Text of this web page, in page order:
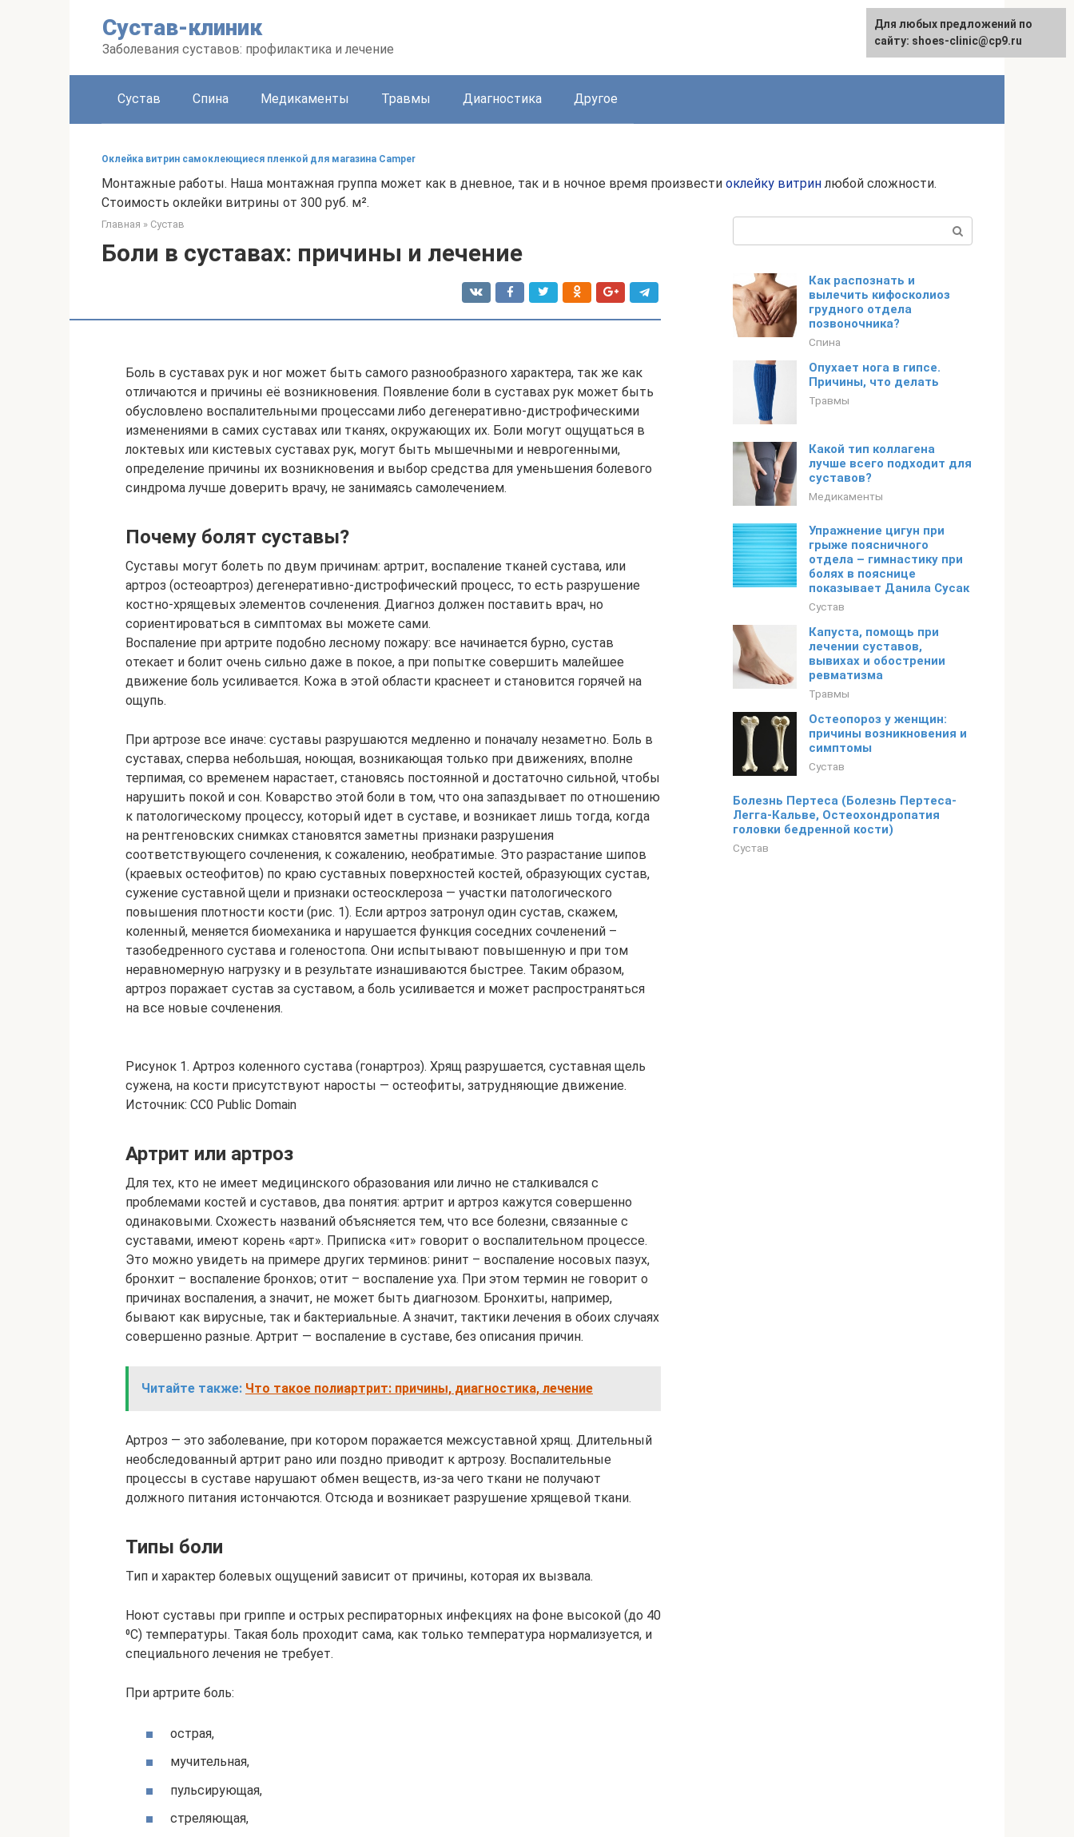
Сустав-клиник
Заболевания суставов: профилактика и лечение
Сустав Спина Медикаменты Травмы Диагностика Другое
Оклейка витрин самоклеющиеся пленкой для магазина Camper
Монтажные работы. Наша монтажная группа может как в дневное, так и в ночное время произвести оклейку витринлюбой сложности.
Стоимость оклейки витрины от 300 руб. м².
Главная » Сустав
Боли в суставах: причины и лечение
Боль в суставах рук и ног может быть самого разнообразного характера, так же как
отличаются и причины её возникновения. Появление боли в суставах рук может быть
обусловлено воспалительными процессами либо дегенеративно-дистрофическими
изменениями в самих суставах или тканях, окружающих их. Боли могут ощущаться в
локтевых или кистевых суставах рук, могут быть мышечными и неврогенными,
определение причины их возникновения и выбор средства для уменьшения болевого
синдрома лучше доверить врачу, не занимаясь самолечением.
Почему болят суставы?
Суставы могут болеть по двум причинам: артрит, воспаление тканей сустава, или
артроз (остеоартроз) дегенеративно-дистрофический процесс, то есть разрушение
костно-хрящевых элементов сочленения. Диагноз должен поставить врач, но
сориентироваться в симптомах вы можете сами.
Воспаление при артрите подобно лесному пожару: все начинается бурно, сустав
отекает и болит очень сильно даже в покое, а при попытке совершить малейшее
движение боль усиливается. Кожа в этой области краснеет и становится горячей на
ощупь.
При артрозе все иначе: суставы разрушаются медленно и поначалу незаметно. Боль в
суставах, сперва небольшая, ноющая, возникающая только при движениях, вполне
терпимая, со временем нарастает, становясь постоянной и достаточно сильной, чтобы
нарушить покой и сон. Коварство этой боли в том, что она запаздывает по отношению
к патологическому процессу, который идет в суставе, и возникает лишь тогда, когда
на рентгеновских снимках становятся заметны признаки разрушения
соответствующего сочленения, к сожалению, необратимые. Это разрастание шипов
(краевых остеофитов) по краю суставных поверхностей костей, образующих сустав,
сужение суставной щели и признаки остеосклероза — участки патологического
повышения плотности кости (рис. 1). Если артроз затронул один сустав, скажем,
коленный, меняется биомеханика и нарушается функция соседних сочленений –
тазобедренного сустава и голеностопа. Они испытывают повышенную и при том
неравномерную нагрузку и в результате изнашиваются быстрее. Таким образом,
артроз поражает сустав за суставом, а боль усиливается и может распространяться
на все новые сочленения.
Рисунок 1. Артроз коленного сустава (гонартроз). Хрящ разрушается, суставная щель
сужена, на кости присутствуют наросты — остеофиты, затрудняющие движение.
Источник: CC0 Public Domain
Артрит или артроз
Для тех, кто не имеет медицинского образования или лично не сталкивался с
проблемами костей и суставов, два понятия: артрит и артроз кажутся совершенно
одинаковыми. Схожесть названий объясняется тем, что все болезни, связанные с
суставами, имеют корень «арт». Приписка «ит» говорит о воспалительном процессе.
Это можно увидеть на примере других терминов: ринит – воспаление носовых пазух,
бронхит – воспаление бронхов; отит – воспаление уха. При этом термин не говорит о
причинах воспаления, а значит, не может быть диагнозом. Бронхиты, например,
бывают как вирусные, так и бактериальные. А значит, тактики лечения в обоих случаях
совершенно разные. Артрит — воспаление в суставе, без описания причин.
Читайте также: Что такое полиартрит: причины, диагностика, лечение
Артроз — это заболевание, при котором поражается межсуставной хрящ. Длительный
необследованный артрит рано или поздно приводит к артрозу. Воспалительные
процессы в суставе нарушают обмен веществ, из-за чего ткани не получают
должного питания истончаются. Отсюда и возникает разрушение хрящевой ткани.
Типы боли
Тип и характер болевых ощущений зависит от причины, которая их вызвала.
Ноют суставы при гриппе и острых респираторных инфекциях на фоне высокой (до 40
⁰С) температуры. Такая боль проходит сама, как только температура нормализуется, и
специального лечения не требует.
При артрите боль:
острая,
мучительная,
пульсирующая,
стреляющая,
Как распознать и
вылечить кифосколиоз
грудного отдела
позвоночника?
Спина
Опухает нога в гипсе.
Причины, что делать
Травмы
Какой тип коллагена
лучше всего подходит для
суставов?
Медикаменты
Упражнение цигун при
грыже поясничного
отдела – гимнастику при
болях в пояснице
показывает Данила Сусак
Сустав
Капуста, помощь при
лечении суставов,
вывихах и обострении
ревматизма
Травмы
Остеопороз у женщин:
причины возникновения и
симптомы
Сустав
Болезнь Пертеса (Болезнь Пертеса-
Легга-Кальве, Остеохондропатия
головки бедренной кости)
Сустав
Для любых предложений по
сайту: shoes-clinic@cp9.ru